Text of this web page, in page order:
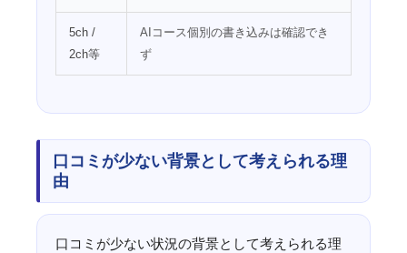
5ch /
2ch等
AIコース個別の書き込みは確認でき
ず
口コミが少ない背景として考えられる理
由
口コミが少ない状況の背景として考えられる理